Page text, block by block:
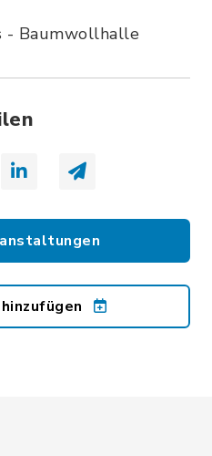
- Baumwollhalle